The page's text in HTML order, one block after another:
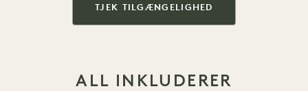
TJEK TILGÆNGELIGHED
ALL INKLUDERER